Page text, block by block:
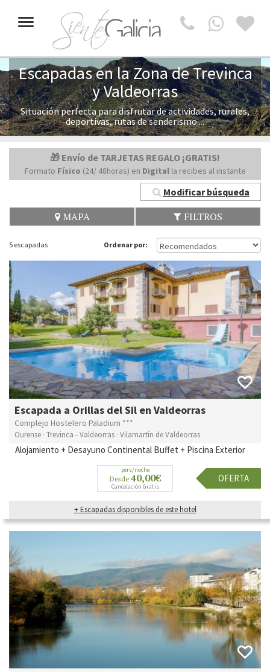
Toggle
navigation
Escapadas en la Zona de Trevinca
y Valdeorras
Situación perfecta para disfrutar de actividades, rurales,
deportivas, rutas de senderismo ...
🎁 Envío de TARJETAS REGALO ¡GRATIS!
Formato Físico (24/ 48horas) en Digitalla recibes al instante
Modificar búsqueda
MAPA FILTROS
5 escapadas Ordenar por:
Escapada a Orillas del Sil en Valdeorras
Complejo Hostelero Paladium ***
Ourense · Trevinca - Valdeorras · Vilamartín de Valdeorras
Alojamiento + Desayuno Continental Buffet + Piscina Exterior
pers/noche
Desde 40,00€
Cancelación Gratis
OFERTA
+ Escapadas disponibles de este hotel